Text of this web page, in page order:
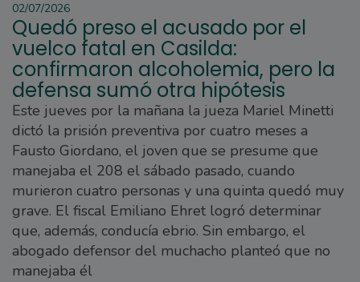
02/07/2026
Quedó preso el acusado por el
vuelco fatal en Casilda:
confirmaron alcoholemia, pero la
defensa sumó otra hipótesis
Este jueves por la mañana la jueza Mariel Minetti
dictó la prisión preventiva por cuatro meses a
Fausto Giordano, el joven que se presume que
manejaba el 208 el sábado pasado, cuando
murieron cuatro personas y una quinta quedó muy
grave. El fiscal Emiliano Ehret logró determinar
que, además, conducía ebrio. Sin embargo, el
abogado defensor del muchacho planteó que no
manejaba él